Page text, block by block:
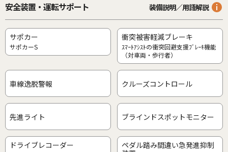
安全装置・運転サポート 装備説明／用語解説
サポカー
サポカーS
衝突被害軽減ブレーキ
ｽﾏｰﾄｱｼｽﾄの衝突回避支援ﾌﾞﾚｰｷ機能
（対車両・歩行者）
車線逸脱警報 クルーズコントロール
先進ライト ブラインドスポットモニター
ドライブレコーダー
ペダル踏み間違い急発進抑制